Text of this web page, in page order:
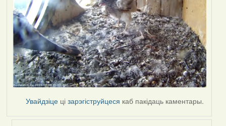
Увайдзіце цізарэгіструйцеся каб пакідаць каментары.